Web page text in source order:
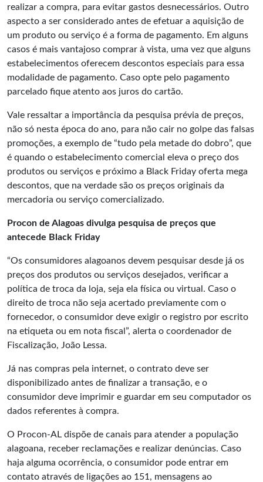
realizar a compra, para evitar gastos desnecessários. Outro
aspecto a ser considerado antes de efetuar a aquisição de
um produto ou serviço é a forma de pagamento. Em alguns
casos é mais vantajoso comprar à vista, uma vez que alguns
estabelecimentos oferecem descontos especiais para essa
modalidade de pagamento. Caso opte pelo pagamento
parcelado fique atento aos juros do cartão.
Vale ressaltar a importância da pesquisa prévia de preços,
não só nesta época do ano, para não cair no golpe das falsas
promoções, a exemplo de “tudo pela metade do dobro”, que
é quando o estabelecimento comercial eleva o preço dos
produtos ou serviços e próximo a Black Friday oferta mega
descontos, que na verdade são os preços originais da
mercadoria ou serviço comercializado.
Procon de Alagoas divulga pesquisa de preços que
antecede Black Friday
“Os consumidores alagoanos devem pesquisar desde já os
preços dos produtos ou serviços desejados, verificar a
política de troca da loja, seja ela física ou virtual. Caso o
direito de troca não seja acertado previamente com o
fornecedor, o consumidor deve exigir o registro por escrito
na etiqueta ou em nota fiscal”, alerta o coordenador de
Fiscalização, João Lessa.
Já nas compras pela internet, o contrato deve ser
disponibilizado antes de finalizar a transação, e o
consumidor deve imprimir e guardar em seu computador os
dados referentes à compra.
O Procon-AL dispõe de canais para atender a população
alagoana, receber reclamações e realizar denúncias. Caso
haja alguma ocorrência, o consumidor pode entrar em
contato através de ligações ao 151, mensagens ao